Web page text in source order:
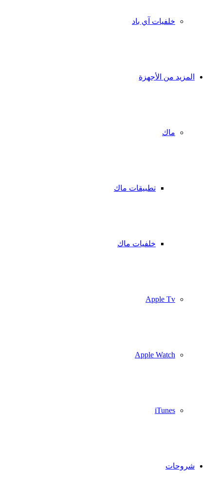
خلفيات آي باد
المزيد من الأجهزة
ماك
تطبيقات ماك
خلفيات ماك
Apple Tv
Apple Watch
iTunes
شروحات